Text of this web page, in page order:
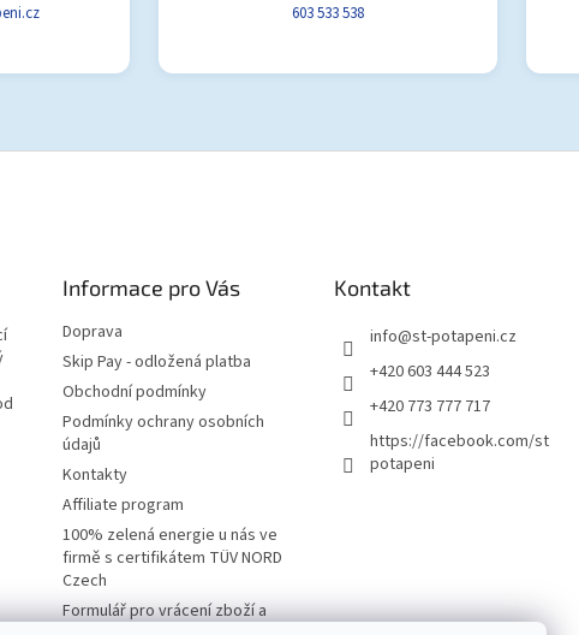
603 533 538
Informace pro Vás
Doprava
Skip Pay - odložená platba
Obchodní podmínky
Podmínky ochrany osobních
údajů
Kontakty
Affiliate program
100% zelená energie u nás ve
firmě s certifikátem TÜV NORD
Czech
Formulář pro vrácení zboží a
Kontakt
info@st-potapeni.cz
+420 603 444 523
+420 773 777 717
https://facebook.com/st
potapeni